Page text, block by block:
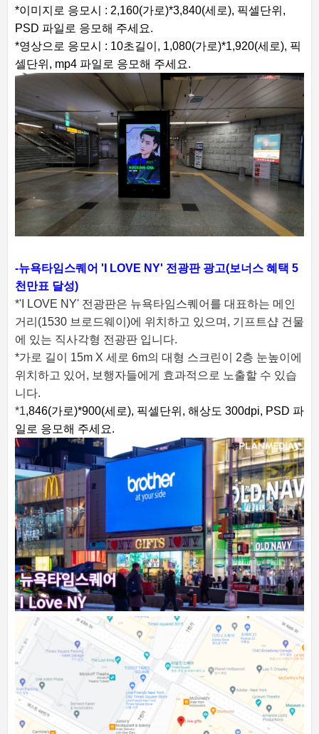
*이미지로 응모시 : 2,160(가로)*3,840(세로), 픽셀단위,
PSD 파일로 응모해 주세요.
*영상으로 응모시 : 10초길이, 1,080(가로)*1,920(세로), 픽
셀단위, mp4 파일로 응모해 주세요.
-뉴욕타임스퀘어 'I LOVE NY' 전광판 광고(보너스 혜택 5
천만표 달성)
*'I LOVE NY' 전광판은 뉴욕타임스퀘어를 대표하는 메인
거리(1530 브로드웨이)에 위치하고 있으며, 기프트샵 건물
에 있는 직사각형 전광판 입니다.
*가로 길이 15m X 세로 6m의 대형 스크린이 2층 눈높이에
위치하고 있어, 보행자들에게 효과적으로 노출할 수 있습
니다.
*1,846(가로)*900(세로), 픽셀단위, 해상도 300dpi, PSD 파
일로 응모해 주세요.